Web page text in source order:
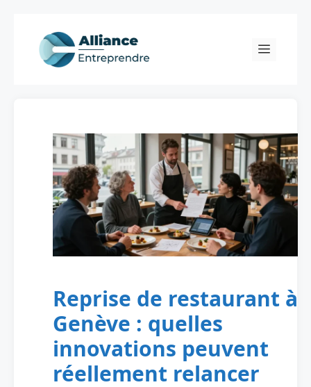
content
Menu
Reprise de restaurant à
Genève : quelles
innovations peuvent
réellement relancer